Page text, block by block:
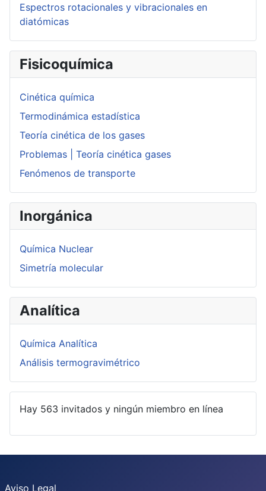
Espectros rotacionales y vibracionales en
diatómicas
Fisicoquímica
Cinética química
Termodinámica estadística
Teoría cinética de los gases
Problemas | Teoría cinética gases
Fenómenos de transporte
Inorgánica
Química Nuclear
Simetría molecular
Analítica
Química Analítica
Análisis termogravimétrico
Hay 563 invitados y ningún miembro en línea
Aviso Legal